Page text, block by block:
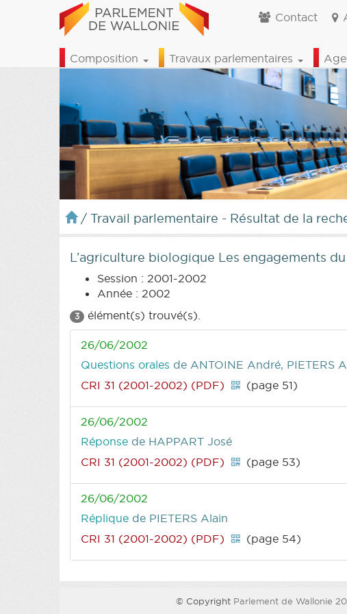
Contact
Composition Travaux parlementaires
/ Travail parlementaire - Résultat de la
L’agriculture biologique Les engagements
Session : 2001-2002
Année : 2002
3 élément(s) trouvé(s).
26/06/2002
Questions orales de ANTOINE André, PIETERS
CRI 31 (2001-2002) (PDF)
(page 51)
26/06/2002
Réponse de HAPPART José
CRI 31 (2001-2002) (PDF)
(page 53)
26/06/2002
Réplique de PIETERS Alain
CRI 31 (2001-2002) (PDF)
(page 54)
© Copyright Parlement de Wallonie